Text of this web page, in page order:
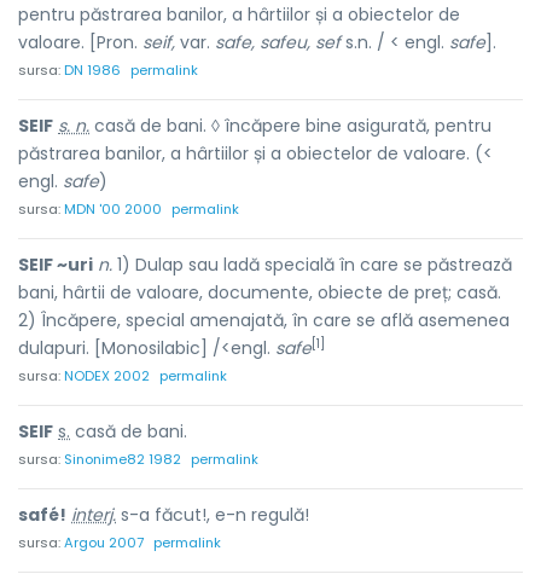
pentru păstrarea banilor, a hârtiilor și a obiectelor de
valoare. [Pron. seif, var. safe, safeu, sefs.n. / < engl. safe].
sursa:DN 1986 permalink
SEIF s. n. casă de bani. ◊ încăpere bine asigurată, pentru
păstrarea banilor, a hârtiilor și a obiectelor de valoare. (<
engl. safe)
sursa:MDN '00 2000 permalink
SEIF ~uri n. 1) Dulap sau ladă specială în care se păstrează
bani, hârtii de valoare, documente, obiecte de preț; casă.
2) Încăpere, special amenajată, în care se află asemenea
dulapuri. [Monosilabic] /<engl. safe[1]
sursa:NODEX 2002 permalink
SEIF s. casă de bani.
sursa: Sinonime82 1982 permalink
safé! interj. s-a făcut!, e-n regulă!
sursa:Argou 2007 permalink